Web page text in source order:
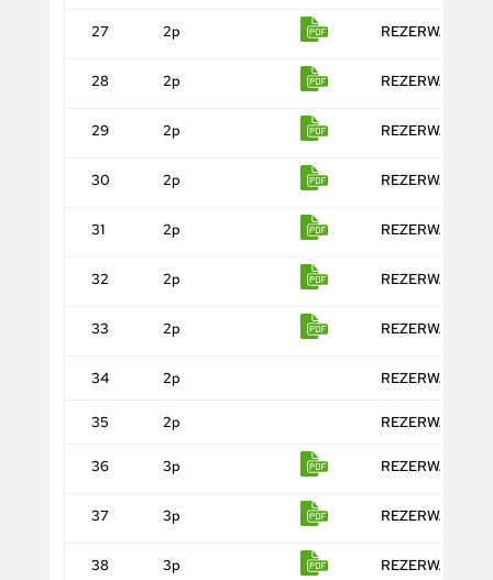
27 2p REZERWACJA
28 2p REZERWACJA
29 2p REZERWACJA
30 2p REZERWACJA
31 2p REZERWACJA
32 2p REZERWACJA
33 2p REZERWACJA
34 2p REZERWACJA
35 2p REZERWACJA
36 3p REZERWACJA
37 3p REZERWACJA
38 3p REZERWACJA